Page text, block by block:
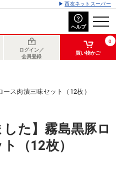
西友ネットスーパー
ヘルプ
ログイン／
会員登録
0
買い物かご
ス肉漬三味セット（12枚）
した】霧島黒豚ロ
（12枚）